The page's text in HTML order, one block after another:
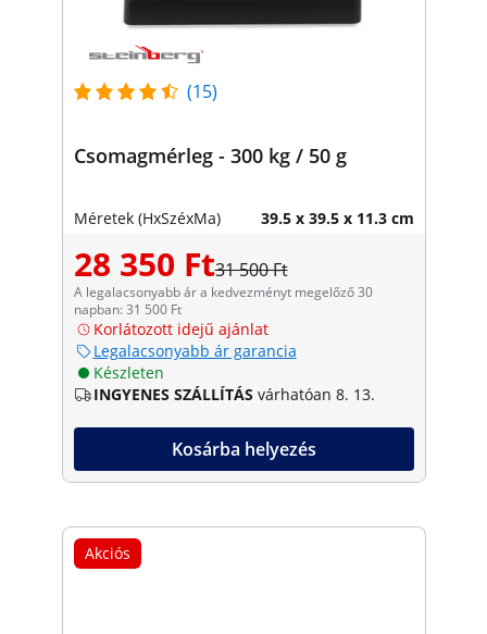
(15)
Csomagmérleg - 300 kg / 50 g
Méretek (HxSzéxMa) 39.5 x 39.5 x 11.3 cm
28 350 Ft31 500 Ft
A legalacsonyabb ár a kedvezményt megelőző 30
napban: 31 500 Ft
Korlátozott idejű ajánlat
Legalacsonyabb ár garancia
Készleten
INGYENES SZÁLLÍTÁS várhatóan 8. 13.
Kosárba helyezés
Akciós